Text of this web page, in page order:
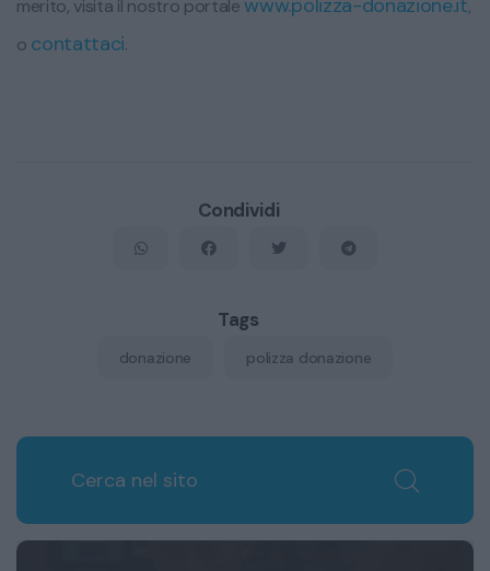
merito, visita il nostro portalewww.polizza-donazione.it,
o contattaci.
Condividi
Tags
donazione polizza donazione